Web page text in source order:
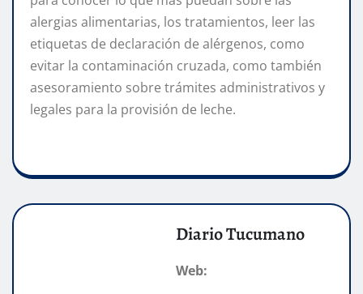
alergias alimentarias, los tratamientos, leer las
etiquetas de declaración de alérgenos, como
evitar la contaminación cruzada, como también
asesoramiento sobre trámites administrativos y
legales para la provisión de leche.
Diario Tucumano
Web: